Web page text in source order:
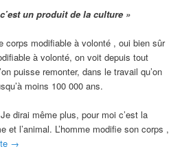
un produit de la culture »
corps modifiable à volonté , oui bien sûr
à volonté, on voit depuis tout
puisse remonter, dans le travail qu’on
moins 100 000 ans.
Je dirai même plus, pour moi c’est la
et l’animal. L’homme modifie son corps ,
→